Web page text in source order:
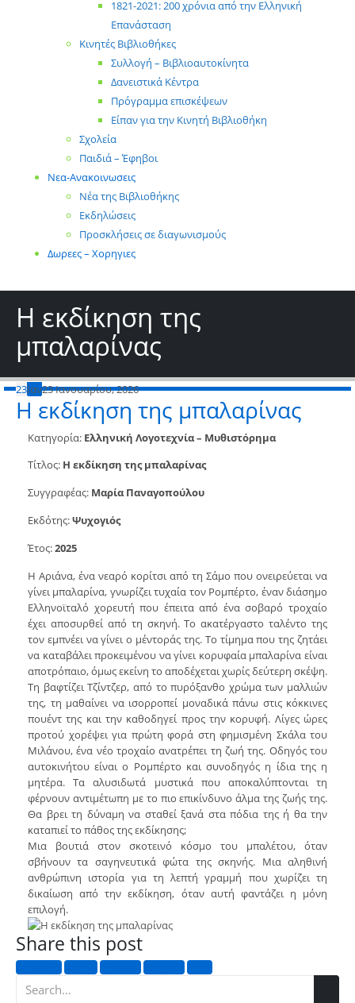
1821-2021: 200 χρόνια από την Ελληνική
Επανάσταση
Κινητές Βιβλιοθήκες
Συλλογή – Βιβλιοαυτοκίνητα
Δανειστικά Κέντρα
Πρόγραμμα επισκέψεων
Είπαν για την Κινητή Βιβλιοθήκη
Σχολεία
Παιδιά – Έφηβοι
Νεα-Ανακοινωσεις
Νέα της Βιβλιοθήκης
Εκδηλώσεις
Προσκλήσεις σε διαγωνισμούς
Δωρεες – Χορηγιες
Η εκδίκηση της
μπαλαρίνας
23Ιαν23 Ιανουαρίου, 2026
Η εκδίκηση της μπαλαρίνας
Κατηγορία: Ελληνική Λογοτεχνία – Μυθιστόρημα
Τίτλος: Η εκδίκηση της μπαλαρίνας
Συγγραφέας: Μαρία Παναγοπούλου
Εκδότης:Ψυχογιός
Έτος:2025
Η Αριάνα, ένα νεαρό κορίτσι από τη Σάμο που ονειρεύεται να
γίνει μπαλαρίνα, γνωρίζει τυχαία τον Ρομπέρτο, έναν διάσημο
Ελληνοϊταλό χορευτή που έπειτα από ένα σοβαρό τροχαίο
έχει αποσυρθεί από τη σκηνή. Το ακατέργαστο ταλέντο της
τον εμπνέει να γίνει ο μέντοράς της. Το τίμημα που της ζητάει
να καταβάλει προκειμένου να γίνει κορυφαία μπαλαρίνα είναι
αποτρόπαιο, όμως εκείνη το αποδέχεται χωρίς δεύτερη σκέψη.
Τη βαφτίζει Τζίντζερ, από το πυρόξανθο χρώμα των μαλλιών
της, τη μαθαίνει να ισορροπεί μοναδικά πάνω στις κόκκινες
πουέντ της και την καθοδηγεί προς την κορυφή. Λίγες ώρες
προτού χορέψει για πρώτη φορά στη φημισμένη Σκάλα του
Μιλάνου, ένα νέο τροχαίο ανατρέπει τη ζωή της. Οδηγός του
αυτοκινήτου είναι ο Ρομπέρτο και συνοδηγός η ίδια της η
μητέρα. Τα αλυσιδωτά μυστικά που αποκαλύπτονται τη
φέρνουν αντιμέτωπη με το πιο επικίνδυνο άλμα της ζωής της.
Θα βρει τη δύναμη να σταθεί ξανά στα πόδια της ή θα την
καταπιεί το πάθος της εκδίκησης;
Μια βουτιά στον σκοτεινό κόσμο του μπαλέτου, όταν
σβήνουν τα σαγηνευτικά φώτα της σκηνής. Μια αληθινή
ανθρώπινη ιστορία για τη λεπτή γραμμή που χωρίζει τη
δικαίωση από την εκδίκηση, όταν αυτή φαντάζει η μόνη
επιλογή.
Share this post
FacebookTwitterLinkedInGoogle +Email